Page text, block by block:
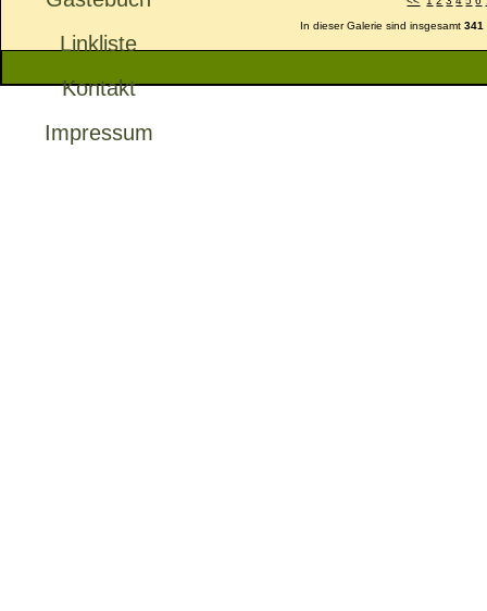
Linkliste
Kontakt
Impressum
In dieser Galerie sind insgesamt